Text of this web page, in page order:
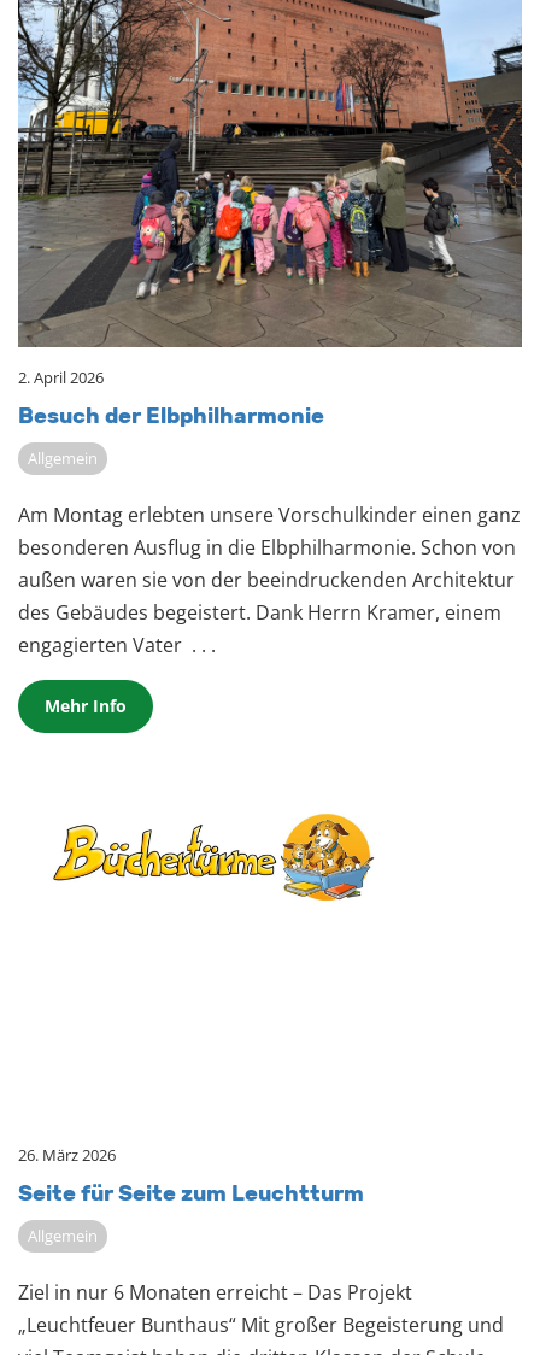
2. April 2026
Be­such der Elb­phil­har­mo­nie
Allgemein
Am Montag erlebten unsere Vorschulkinder einen ganz
besonderen Ausflug in die Elbphilharmonie. Schon von
außen waren sie von der beeindruckenden Architektur
des Gebäudes begeistert. Dank Herrn Kramer, einem
engagierten Vater . . .
Mehr Info
26. März 2026
Seite für Seite zum Leucht­turm
Allgemein
Ziel in nur 6 Monaten erreicht – Das Projekt
„Leuchtfeuer Bunthaus“ Mit großer Begeisterung und